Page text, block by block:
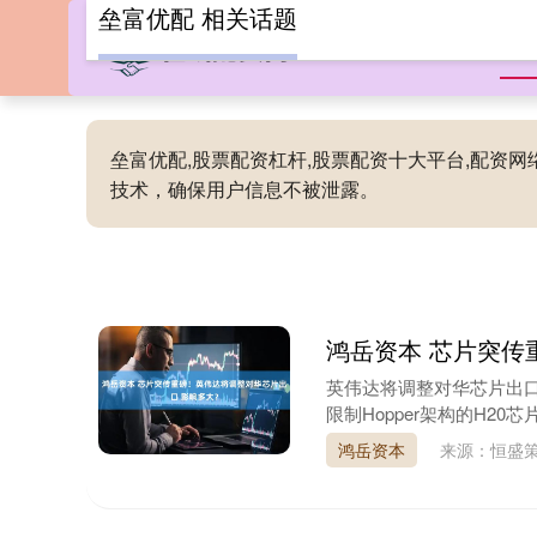
垒富优配,股票配资杠杆,股票配资十大平台,配资
技术，确保用户信息不被泄露。
垒富优配 相关话题
鸿岳资本 芯片突传
英伟达将调整对华芯片出
限制Hopper架构的H20芯
鸿岳资本 来源：恒盛